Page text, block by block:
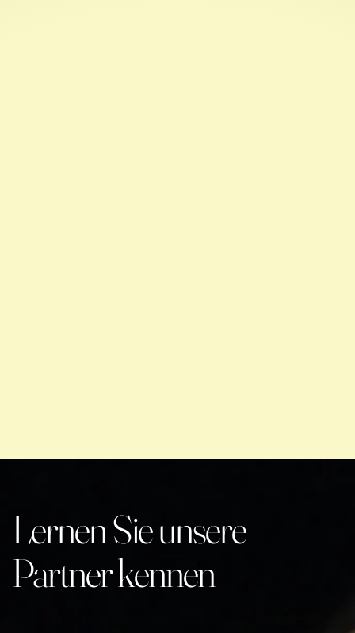
Lernen Sie unsere
Partner kennen